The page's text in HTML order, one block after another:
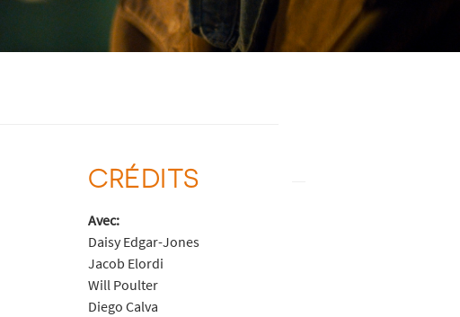
CRÉDITS
Avec:
Daisy Edgar-Jones
Jacob Elordi
Will Poulter
Diego Calva